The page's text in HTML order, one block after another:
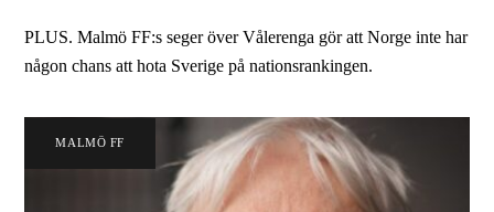
PLUS. Malmö FF:s seger över Vålerenga gör att Norge inte har
någon chans att hota Sverige på nationsrankingen.
MALMÖ FF